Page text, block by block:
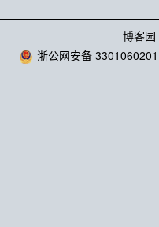
博客园
浙公网安备